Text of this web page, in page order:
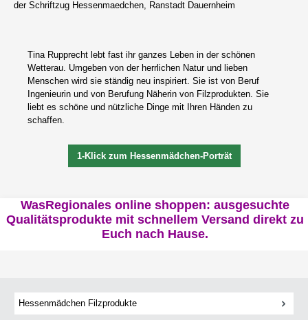
Tina Rupprecht lebt fast ihr ganzes Leben in der schönen
Wetterau. Umgeben von der herrlichen Natur und lieben
Menschen wird sie ständig neu inspiriert. Sie ist von Beruf
Ingenieurin und von Berufung Näherin von Filzprodukten. Sie
liebt es schöne und nützliche Dinge mit Ihren Händen zu
schaffen.
1-Klick zum Hessenmädchen-Porträt
WasRegionales online shoppen: ausgesuchte
Qualitätsprodukte mit schnellem Versand direkt zu
Euch nach Hause.
Hessenmädchen Filzprodukte